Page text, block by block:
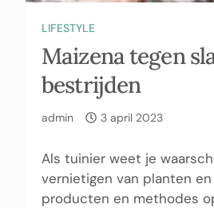
LIFESTYLE
Maizena tegen
bestrijden
admin 3 april 2023
Als tuinier weet je
vernietigen van planten
producten en methodes